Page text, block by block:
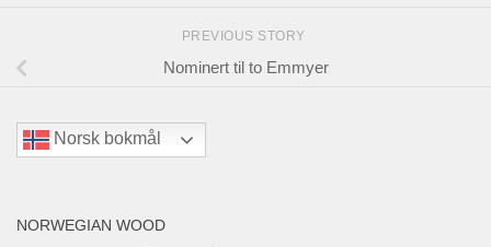
PREVIOUS STORY
Nominert til to Emmyer
Norsk bokmål
NORWEGIAN WOOD